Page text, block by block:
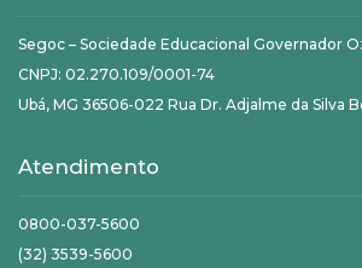
Segoc – Sociedade Educacional Governador
CNPJ: 02.270.109/0001-74
Ubá, MG 36506-022 Rua Dr. Adjalme da Silva
Atendimento
0800-037-5600
(32) 3539-5600